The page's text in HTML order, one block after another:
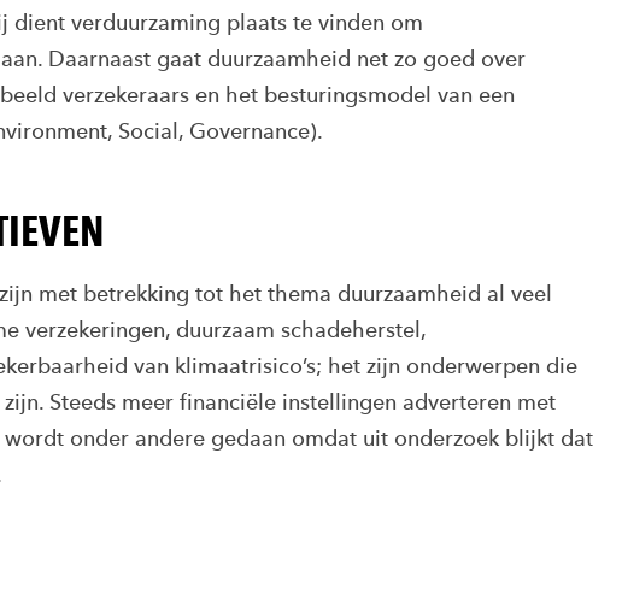
dient verduurzaming plaats te vinden om
Daarnaast gaat duurzaamheid net zo goed over
verzekeraars en het besturingsmodel van een
Social, Governance).
met betrekking tot het thema duurzaamheid al veel
verzekeringen, duurzaam schadeherstel,
van klimaatrisico’s; het zijn onderwerpen die
Steeds meer financiële instellingen adverteren met
onder andere gedaan omdat uit onderzoek blijkt dat